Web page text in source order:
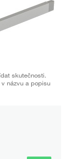
skutečnosti.
názvu a popisu